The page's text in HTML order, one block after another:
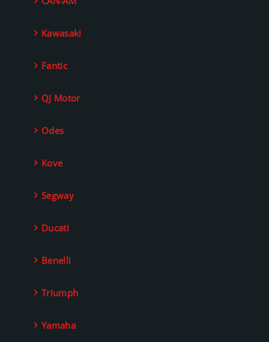
Kawasaki
Fantic
QJ Motor
Odes
Kove
Segway
Ducati
Benelli
Triumph
Yamaha